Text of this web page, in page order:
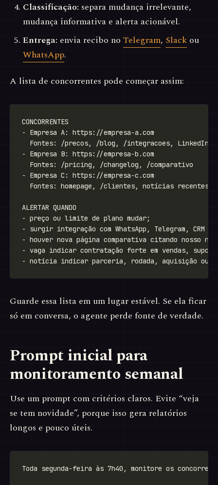
Classificação: separa mudança irrelevante,
mudança informativa e alerta acionável.
Entrega: envia recibo no Telegram, Slack ou
WhatsApp.
A lista de concorrentes pode começar assim:
Guarde essa lista em um lugar estável. Se ela ficar
só em conversa, o agente perde fonte de verdade.
Prompt inicial para
monitoramento semanal
Use um prompt com critérios claros. Evite “veja
se tem novidade”, porque isso gera relatórios
longos e pouco úteis.